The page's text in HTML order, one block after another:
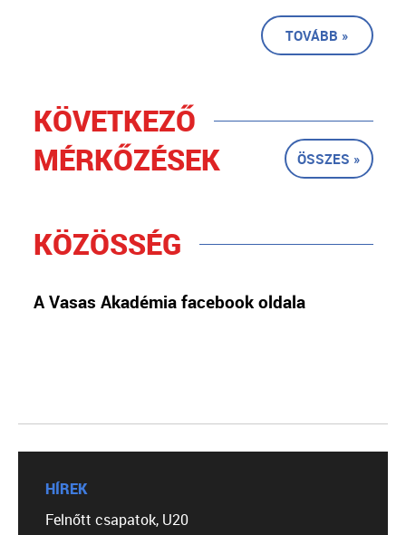
TOVÁBB »
KÖVETKEZŐ
MÉRKŐZÉSEK
ÖSSZES »
KÖZÖSSÉG
A Vasas Akadémia facebook oldala
HÍREK
Felnőtt csapatok, U20